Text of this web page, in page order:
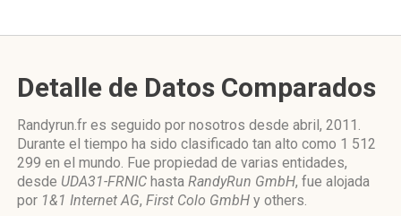
Detalle de Datos Comparados
Randyrun.fr es seguido por nosotros desde abril, 2011.
Durante el tiempo ha sido clasificado tan alto como 1 512
299 en el mundo. Fue propiedad de varias entidades,
desde UDA31-FRNIC hasta RandyRun GmbH, fue alojada
por 1&1 Internet AG, First Colo GmbH y others.